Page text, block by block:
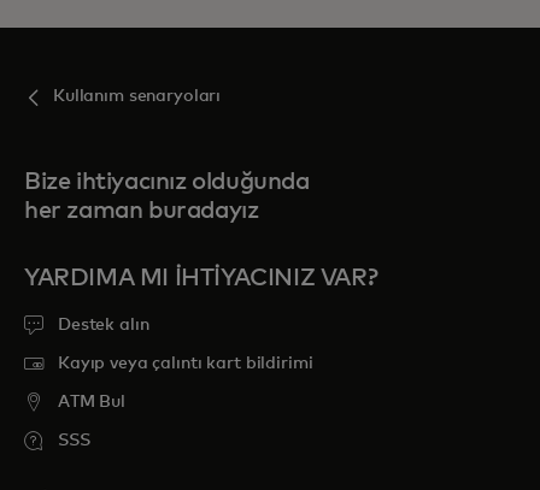
Kullanım senaryoları
Bize ihtiyacınız olduğunda
her zaman buradayız
YARDIMA MI IHTIYACINIZ VAR?
Destek alın
Kayıp veya çalıntı kart bildirimi
ATM Bul
SSS